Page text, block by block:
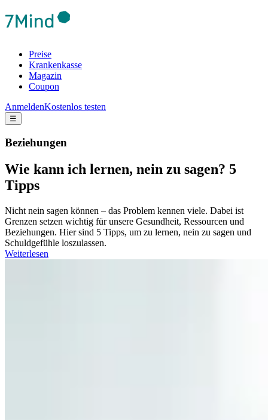
Preise
Krankenkasse
Magazin
Coupon
AnmeldenKostenlos testen
☰
Beziehungen
Wie kann ich lernen, nein zu sagen? 5
Tipps
Nicht nein sagen können – das Problem kennen viele. Dabei ist
Grenzen setzen wichtig für unsere Gesundheit, Ressourcen und
Beziehungen. Hier sind 5 Tipps, um zu lernen, nein zu sagen und
Schuldgefühle loszulassen.
Weiterlesen